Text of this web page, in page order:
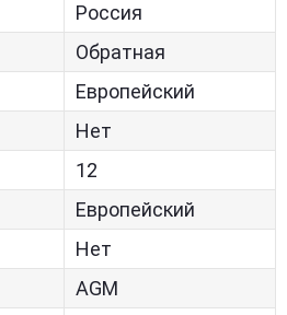
Россия
Обратная
Европейский
Нет
12
Европейский
Нет
AGM